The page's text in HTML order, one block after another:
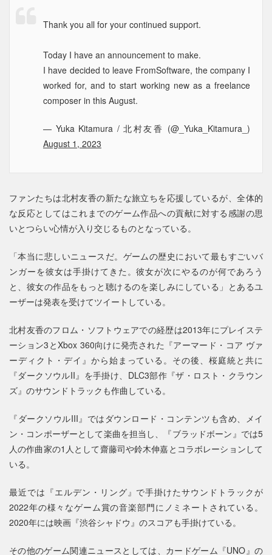
Thank you all for your continued support.
Today I have an announcement to make.
I have decided to leave FromSoftware, the company I
worked for, and to start working new as a freelance
composer in this August.
— Yuka Kitamura / 北村友香 (@_Yuka_Kitamura_)
August 1, 2023
ファンたちは北村友香の新たな旅立ちを応援しているが、全体的
な反応としてはこれまでのゲーム作品への貢献に対する感謝の思
いとつらい心情が入り交じるものとなっている。
「本当に悲しいニュースだ。ゲームの歴史において最もすごいバ
ンガーを彼女は手掛けてきた。彼女が次にやるのが何であろう
と、彼女の作品をもっと聴けるのを楽しみにしている」とあるユ
ーザーは発表を受けてツイートしている。
北村友香のフロム・ソフトウェアでの経歴は2013年にプレイステ
ーション3とXbox 360向けに発売された『アーマード・コア ヴァ
ーディクト・デイ』から始まっている。その後、桜庭統と共に
『ダークソウルII』を手掛け、DLC3部作『ザ・ロスト・クラウン
ズ』のサウンドトラックも作曲している。
『ダークソウルIII』ではダウンロード・コンテンツも含め、メイ
ン・コンポーザーとして楽曲を担当し、『ブラッドボーン』では5
人の作曲家の1人として齋藤司や鈴木伸嘉とコラボレーションして
いる。
最近では『エルデン・リング』で手掛けたサウンドトラックが
2022年の様々なゲーム賞の音楽部門にノミネートされている。
2020年には映画『渋谷シャドウ』のスコアも手掛けている。
その他のゲーム関連ニュースとしては、カードゲーム『UNO』の